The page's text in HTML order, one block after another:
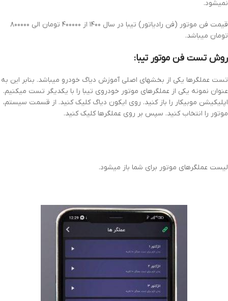
نمیشود.
قیمت فن موتور (فن رادیاتور) تیبا در سال ۱۴۰۰ از ۴۰۰۰۰۰ تومان الی ۸۰۰۰۰۰
تومان میباشد.
روش تست فن موتور تیبا:
تست عملگرها یکی از بخشهای اصلی آموزش دیاگ خودرو میباشد. بنابر این به
عنوان نمونه یکی از عملگرهای موتور خودروی تیبا را با یکدیگر تست میکنیم.
اپلیکیشن موبیکار را باز کنید. روی ایکون دیاگ کلیک کنید. از قسمت سیستم،
موتور را انتخاب کنید. سپس بر روی عملگرها کلیک کنید.
لیست عملگرهای موتور برای شما باز میشود.